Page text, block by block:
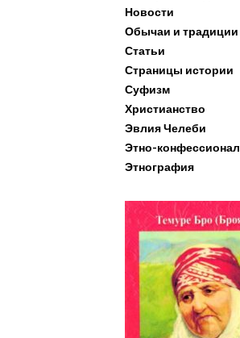
Новости
Обычаи и традиции
Статьи
Страницы истории
Суфизм
Христианство
Эвлия Челеби
Этно-
Этнография